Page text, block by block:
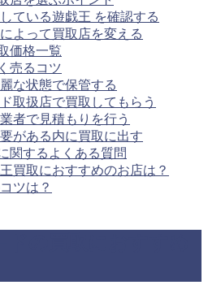
ている遊戯王 を確認する
よって買取店を変える
価格一覧
売るコツ
な状態で保管する
取扱店で買取してもらう
者で見積もりを行う
がある内に買取に出す
関するよくある質問
買取におすすめのお店は？
ツは？